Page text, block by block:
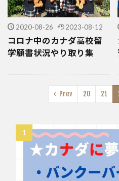
2020-08-26 2023-08-12
コロナ中のカナダ高校留
学願書状況やり取り集
Prev 20 21